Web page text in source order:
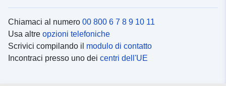
Chiamaci al numero 00 800 6 7 8 9 10 11
Usa altre opzioni telefoniche
Scrivici compilando il modulo di contatto
Incontraci presso uno dei centri dell'UE